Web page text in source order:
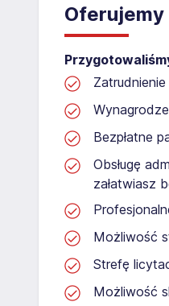
Oferujemy
Bezpłatne
Obsługę
załatwiasz
Możliwość
Strefę
Możliwość